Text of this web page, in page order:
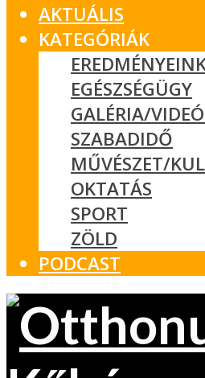
AKTUÁLIS
KATEGÓRIÁK
EGÉSZSÉGÜGY
GALÉRIA/
SZABADIDŐ
MŰVÉSZET/
OKTATÁS
SPORT
ZÖLD
PODCAST